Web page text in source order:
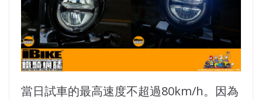
當日試車的最高速度不超過80km/h。因為